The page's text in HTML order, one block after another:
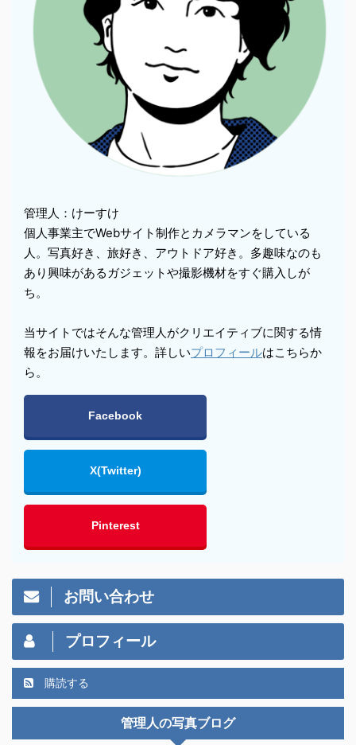
管理人：けーすけ
個人事業主でWebサイト制作とカメラマンをしている
人。写真好き、旅好き、アウトドア好き。多趣味なのも
あり興味があるガジェットや撮影機材をすぐ購入しが
ち。
当サイトではそんな管理人がクリエイティブに関する情
報をお届けいたします。詳しいプロフィールはこちらか
ら。
Facebook
X(Twitter)
Pinterest
お問い合わせ
プロフィール
購読する
管理人の写真ブログ